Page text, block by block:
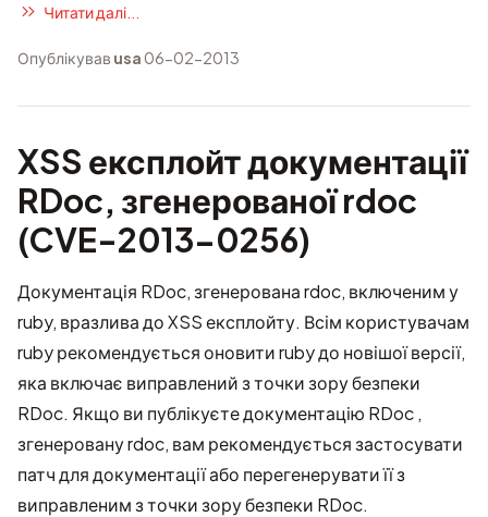
Читати далі...
Опублікував usa 06-02-2013
XSS експлойт документації
RDoc, згенерованої rdoc
(CVE-2013-0256)
Документація RDoc, згенерована rdoc, включеним у
ruby, вразлива до XSS експлойту. Всім користувачам
ruby рекомендується оновити ruby до новішої версії,
яка включає виправлений з точки зору безпеки
RDoc. Якщо ви публікуєте документацію RDoc ,
згенеровану rdoc, вам рекомендується застосувати
патч для документації або перегенерувати її з
виправленим з точки зору безпеки RDoc.